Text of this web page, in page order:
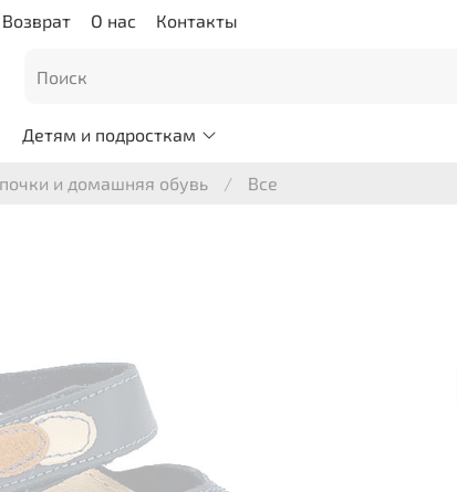
Возврат О нас Контакты
Детям и подросткам
и домашняя обувь Все